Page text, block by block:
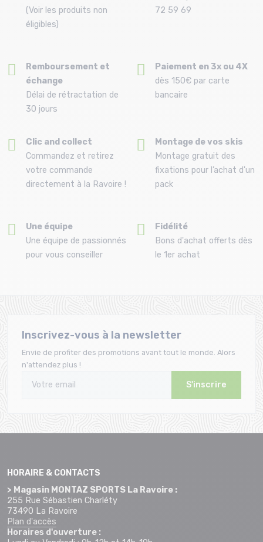
(Voir les produits non
éligibles)
72 59 69
Remboursement et
échange
Délai de rétractation de
30 jours
Paiement en 3x ou 4X
dès 150€ par carte
bancaire
Clic and collect
Commandez et retirez
votre commande
directement à la Ravoire !
Montage de vos skis
Montage gratuit des
fixations pour l’achat d'un
pack
Une équipe
Une équipe de passionnés
pour vous conseiller
Fidélité
Bons d'achat offerts dès
le 1er achat
Inscrivez-vous à la newsletter
Envie de profiter des promotions avant tout le monde. Alors
n'attendez plus !
S'inscrire
HORAIRE & CONTACTS
> Magasin MONTAZ SPORTS La Ravoire :
255 Rue Sébastien Charléty
73490 La Ravoire
Plan d'accès
Horaires d'ouverture :